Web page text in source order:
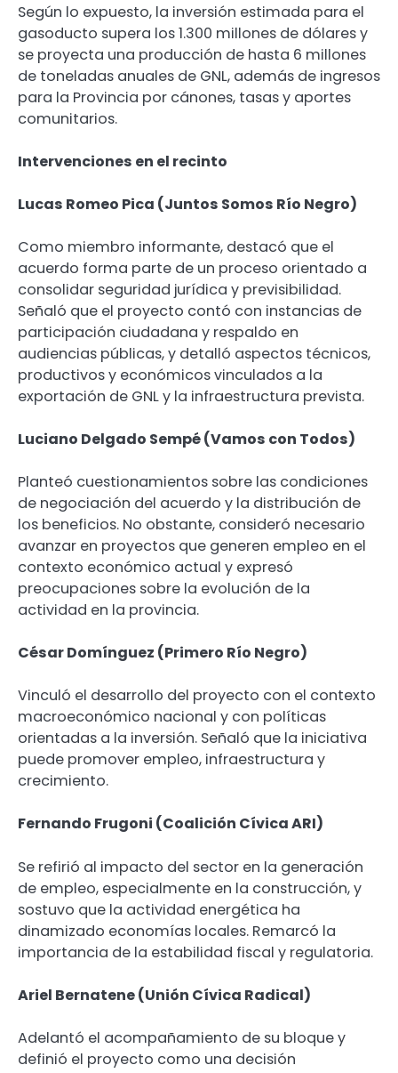
Según lo expuesto, la inversión estimada para el
gasoducto supera los 1.300 millones de dólares y
se proyecta una producción de hasta 6 millones
de toneladas anuales de GNL, además de ingresos
para la Provincia por cánones, tasas y aportes
comunitarios.
Intervenciones en el recinto
Lucas Romeo Pica (Juntos Somos Río Negro)
Como miembro informante, destacó que el
acuerdo forma parte de un proceso orientado a
consolidar seguridad jurídica y previsibilidad.
Señaló que el proyecto contó con instancias de
participación ciudadana y respaldo en
audiencias públicas, y detalló aspectos técnicos,
productivos y económicos vinculados a la
exportación de GNL y la infraestructura prevista.
Luciano Delgado Sempé (Vamos con Todos)
Planteó cuestionamientos sobre las condiciones
de negociación del acuerdo y la distribución de
los beneficios. No obstante, consideró necesario
avanzar en proyectos que generen empleo en el
contexto económico actual y expresó
preocupaciones sobre la evolución de la
actividad en la provincia.
César Domínguez (Primero Río Negro)
Vinculó el desarrollo del proyecto con el contexto
macroeconómico nacional y con políticas
orientadas a la inversión. Señaló que la iniciativa
puede promover empleo, infraestructura y
crecimiento.
Fernando Frugoni (Coalición Cívica ARI)
Se refirió al impacto del sector en la generación
de empleo, especialmente en la construcción, y
sostuvo que la actividad energética ha
dinamizado economías locales. Remarcó la
importancia de la estabilidad fiscal y regulatoria.
Ariel Bernatene (Unión Cívica Radical)
Adelantó el acompañamiento de su bloque y
definió el proyecto como una decisión